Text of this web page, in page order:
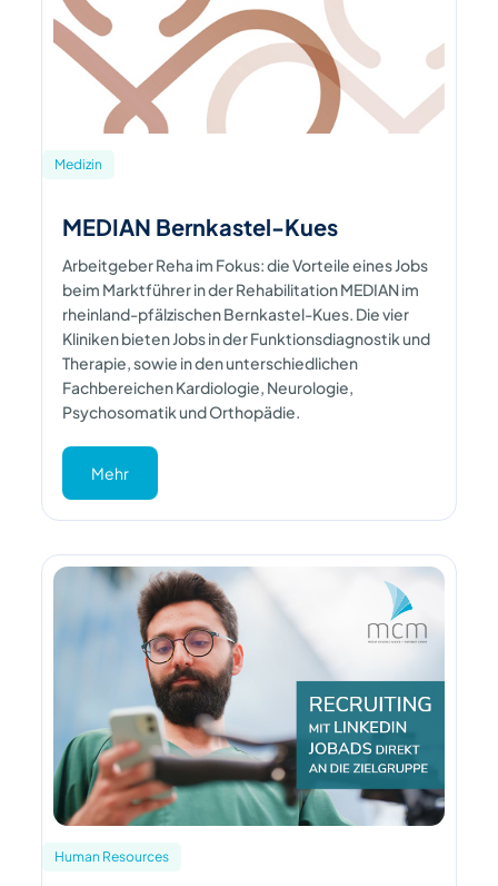
Medizin
MEDIAN Bernkastel-Kues
Arbeitgeber Reha im Fokus: die Vorteile eines Jobs
beim Marktführer in der Rehabilitation MEDIAN im
rheinland-pfälzischen Bernkastel-Kues. Die vier
Kliniken bieten Jobs in der Funktionsdiagnostik und
Therapie, sowie in den unterschiedlichen
Fachbereichen Kardiologie, Neurologie,
Psychosomatik und Orthopädie.
Mehr
Human Resources